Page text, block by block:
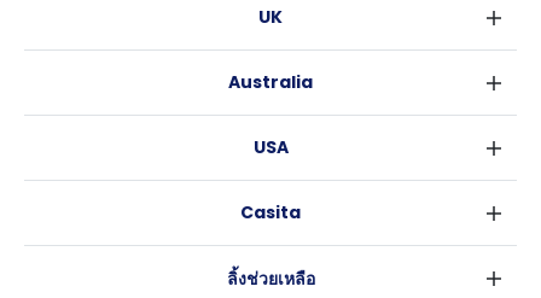
UK
เอดินเบอระ
ลีดส์
Australia
บริสเบน
อะเดลายด์
USA
แอตแลนตา
Casita
ลิ้งช่วยเหลือ